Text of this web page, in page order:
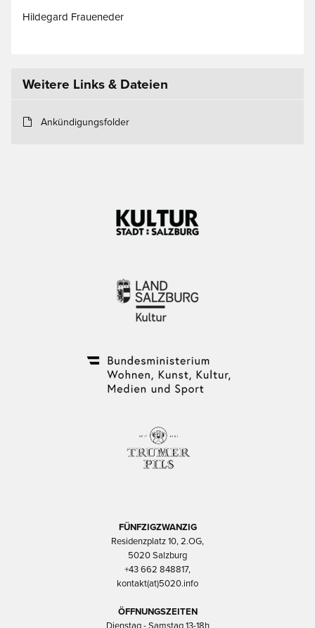
Hildegard Fraueneder
Weitere Links & Dateien
Ankündigungsfolder
FÜNFZIGZWANZIG
Residenzplatz 10, 2.OG,
5020 Salzburg
+43 662 848817,
kontakt(at)5020.info
ÖFFNUNGSZEITEN